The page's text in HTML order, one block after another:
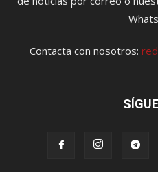
Contacta con nosotros: